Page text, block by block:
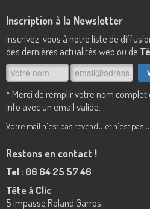
Inscription à la Newsletter
Inscrivez-vous à notre liste de
des dernières actualités web ou de
* Merci de remplir votre nom
info avec un email valide.
Votre mail n'est pas revendu et n'est pas
Restons en contact !
Tel : 06 64 25 57 46
Tête à Clic
5 impasse Roland Garros,